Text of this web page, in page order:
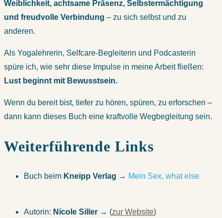
Weiblichkeit, achtsame Präsenz, Selbstermächtigung
und freudvolle Verbindung – zu sich selbst und zu
anderen.
Als Yogalehrerin, Selfcare-Begleiterin und Podcasterin
spüre ich, wie sehr diese Impulse in meine Arbeit fließen:
Lust beginnt mit Bewusstsein.
Wenn du bereit bist, tiefer zu hören, spüren, zu erforschen –
dann kann dieses Buch eine kraftvolle Wegbegleitung sein.
Weiterführende Links
Buch beim Kneipp Verlag → Mein Sex, what else
Autorin: Nicole Siller → (zur Website)